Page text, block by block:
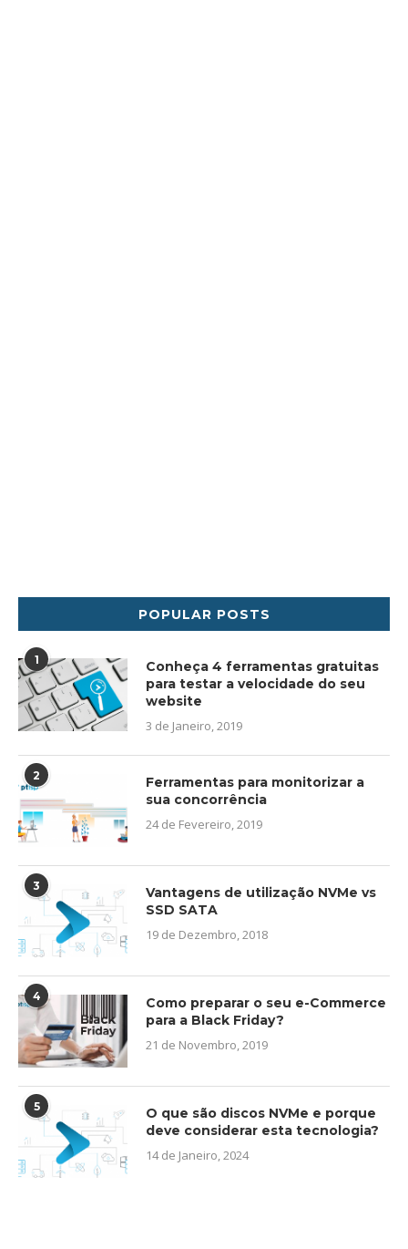
POPULAR POSTS
1
Conheça 4 ferramentas gratuitas
para testar a velocidade do seu
website
3 de Janeiro, 2019
2
Ferramentas para monitorizar a
sua concorrência
24 de Fevereiro, 2019
3
Vantagens de utilização NVMe vs
SSD SATA
19 de Dezembro, 2018
4
Como preparar o seu e-Commerce
para a Black Friday?
21 de Novembro, 2019
5
O que são discos NVMe e porque
deve considerar esta tecnologia?
14 de Janeiro, 2024